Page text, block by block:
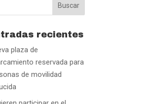
recientes
plaza de
reservada para
de movilidad